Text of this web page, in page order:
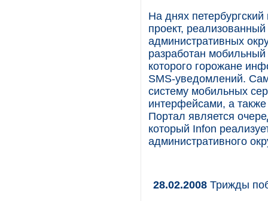
На днях
проект,
административных
разработан
которого горожане
SMS-уведомлений.
систему мобильных
интерфейсами, а
Портал является
который Infon
административного
28.02.2008 Трижды